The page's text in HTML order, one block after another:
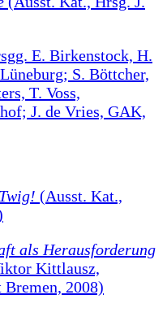
E. Birkenstock, H.
S. Böttcher,
T. Voss,
J. de Vries, GAK,
(Ausst. Kat.,
als Herausforderung
Kittlausz,
2008)